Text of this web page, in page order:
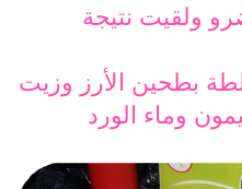
ولقيت نتيجة
بطحين الأرز وزيت
وماء الورد